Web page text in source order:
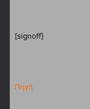
[signoff]
Πηγή